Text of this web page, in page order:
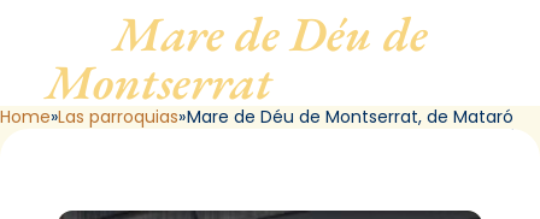
Mare de Déu de
Montserrat, de Mataró
Home Las parroquias Mare de Déu de Montserrat, de Mataró